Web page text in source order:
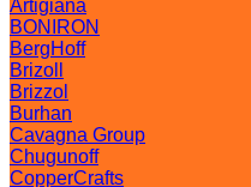
Artigiana
BONIRON
BergHoff
Brizoll
Brizzol
Burhan
Cavagna Group
Chugunoff
CopperCrafts